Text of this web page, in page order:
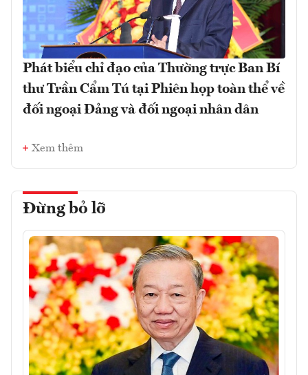
Phát biểu chỉ đạo của Thường trực Ban Bí
thư Trần Cẩm Tú tại Phiên họp toàn thể về
đối ngoại Đảng và đối ngoại nhân dân
Xem thêm
Đừng bỏ lỡ